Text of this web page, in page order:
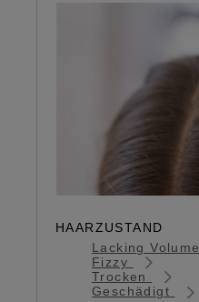
HAARZUSTAND
Lacking Volume
Fizzy
Trocken
Geschädigt